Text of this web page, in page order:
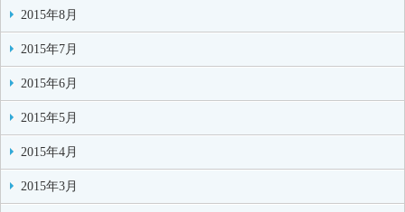
2015年8月
2015年7月
2015年6月
2015年5月
2015年4月
2015年3月